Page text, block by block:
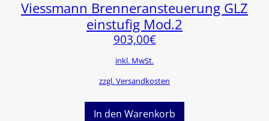
Viessmann Brenneransteuerung GLZ
einstufig Mod.2
903,00€
inkl. MwSt.
zzgl. Versandkosten
In den Warenkorb